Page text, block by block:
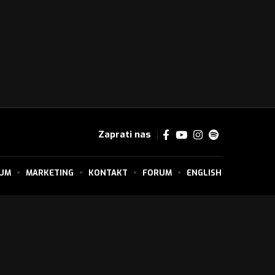
Zaprati nas
MARKETING KONTAKT FORUM ENGLISH